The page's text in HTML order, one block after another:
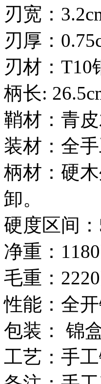
刃宽：
刃厚：
刃材：T10
柄长:
鞘材：青
装材：全
柄材：硬
卸。
硬度区间
净重：
毛重：
性能：全
包装： 锦
工艺：手